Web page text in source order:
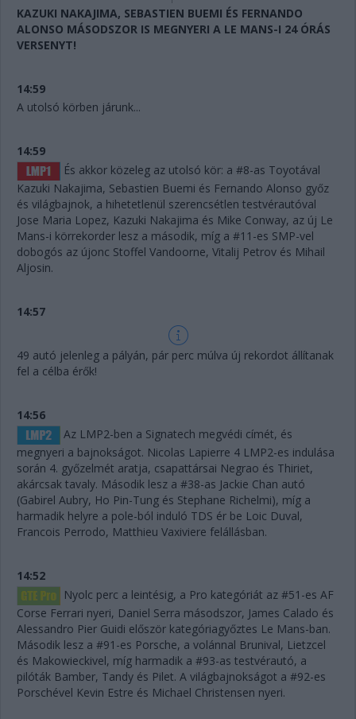
KAZUKI NAKAJIMA, SEBASTIEN BUEMI ÉS FERNANDO
ALONSO MÁSODSZOR IS MEGNYERI A LE MANS-I 24 ÓRÁS
VERSENYT!
14:59
A utolsó körben járunk...
14:59
És akkor közeleg az utolsó kör: a #8-as Toyotával
Kazuki Nakajima, Sebastien Buemi és Fernando Alonso győz
és világbajnok, a hihetetlenül szerencsétlen testvérautóval
Jose Maria Lopez, Kazuki Nakajima és Mike Conway, az új Le
Mans-i körrekorder lesz a második, míg a #11-es SMP-vel
dobogós az újonc Stoffel Vandoorne, Vitalij Petrov és Mihail
Aljosin.
14:57
49 autó jelenleg a pályán, pár perc múlva új rekordot állítanak
fel a célba érők!
14:56
Az LMP2-ben a Signatech megvédi címét, és
megnyeri a bajnokságot. Nicolas Lapierre 4 LMP2-es indulása
során 4. győzelmét aratja, csapattársai Negrao és Thiriet,
akárcsak tavaly. Második lesz a #38-as Jackie Chan autó
(Gabirel Aubry, Ho Pin-Tung és Stephane Richelmi), míg a
harmadik helyre a pole-ból induló TDS ér be Loic Duval,
Francois Perrodo, Matthieu Vaxiviere felállásban.
14:52
Nyolc perc a leintésig, a Pro kategóriát az #51-es AF
Corse Ferrari nyeri, Daniel Serra másodszor, James Calado és
Alessandro Pier Guidi először kategóriagyőztes Le Mans-ban.
Második lesz a #91-es Porsche, a volánnal Brunival, Lietzcel
és Makowieckivel, míg harmadik a #93-as testvérautó, a
pilóták Bamber, Tandy és Pilet. A világbajnokságot a #92-es
Porschével Kevin Estre és Michael Christensen nyeri.